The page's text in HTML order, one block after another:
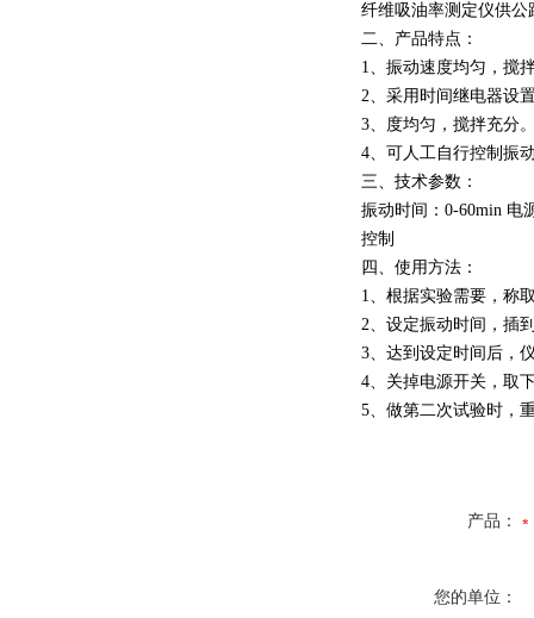
纤维吸油率测定仪供
二、产品特点：
1、振动速度均匀，搅
2、采用时间继电器设
3、度均匀，搅拌充分
4、可人工自行控制振
三、技术参数：
振动时间：0-60min 电
控制
四、使用方法：
1、根据实验需要，称
2、设定振动时间，插
3、达到设定时间后，
4、关掉电源开关，取
5、做第二次试验时，
产品：
您的单位：